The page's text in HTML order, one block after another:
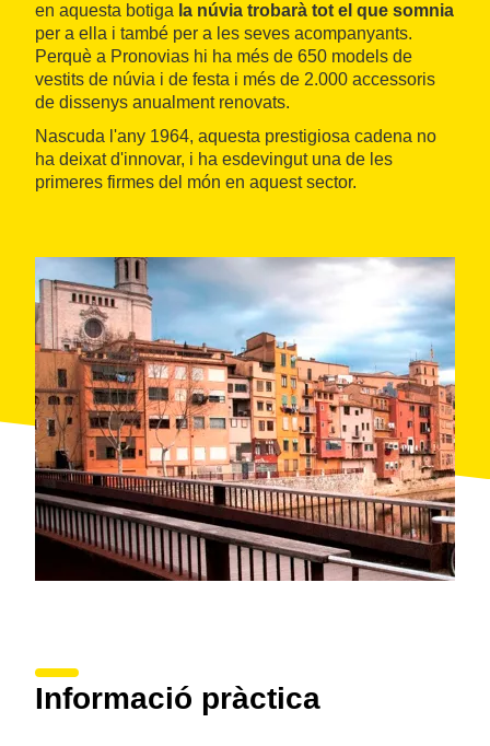
en aquesta botiga la núvia trobarà tot el que somnia
per a ella i també per a les seves acompanyants.
Perquè a Pronovias hi ha més de 650 models de
vestits de núvia i de festa i més de 2.000 accessoris
de dissenys anualment renovats.
Nascuda l'any 1964, aquesta prestigiosa cadena no
ha deixat d'innovar, i ha esdevingut una de les
primeres firmes del món en aquest sector.
Informació pràctica